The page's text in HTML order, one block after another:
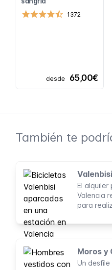
1372
desde 65,00€
También te
Valenbisi
El alquiler
Valencia
para
ventaja
Moros y
Un